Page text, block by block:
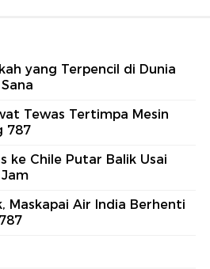
yang Terpencil di Dunia
Tewas Tertimpa Mesin
787
ke Chile Putar Balik Usai
Maskapai Air India Berhenti